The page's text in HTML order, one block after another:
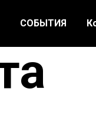
СОБЫТИЯ